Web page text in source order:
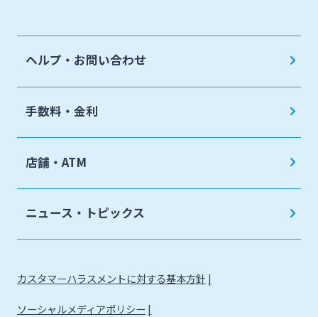
ヘルプ・お問い合わせ
手数料・金利
店舗・ATM
ニュース・トピックス
カスタマーハラスメントに対する基本方針
ソーシャルメディアポリシー